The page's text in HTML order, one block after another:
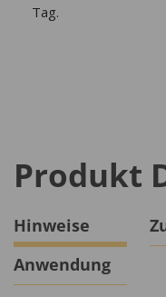
Tag.
Produkt
Hinweise
Anwendung